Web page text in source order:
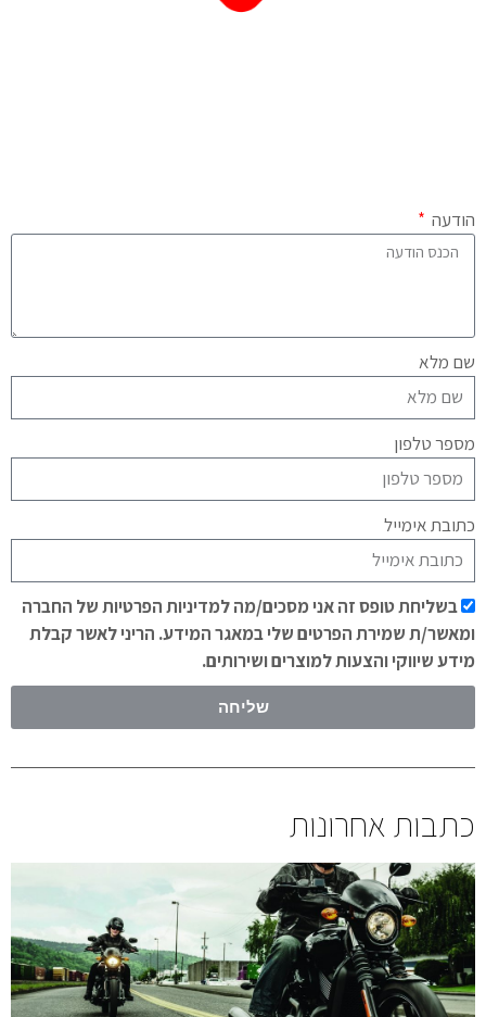
הודעה
שם מלא
מספר טלפון
כתובת אימייל
בשליחת טופס זה אני מסכים/מה למדיניות הפרטיות של החברה
ומאשר/ת שמירת הפרטים שלי במאגר המידע. הריני לאשר קבלת
מידע שיווקי והצעות למוצרים ושירותים.
שליחה
כתבות אחרונות